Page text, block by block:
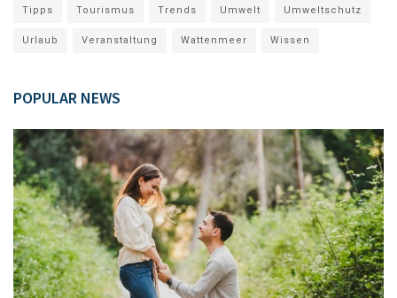
Tipps Tourismus Trends Umwelt Umweltschutz
Urlaub Veranstaltung Wattenmeer Wissen
POPULAR NEWS